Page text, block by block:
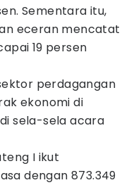
Sementara itu,
eceran mencatat
19 persen
perdagangan
ekonomi di
sela-sela acara
I ikut
dengan 873.349